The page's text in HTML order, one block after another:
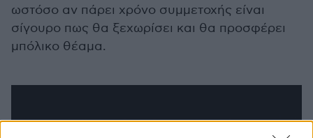
ωστόσο αν πάρει χρόνο συμμετοχής είναι
σίγουρο πως θα ξεχωρίσει και θα προσφέρει
μπόλικο θέαμα.